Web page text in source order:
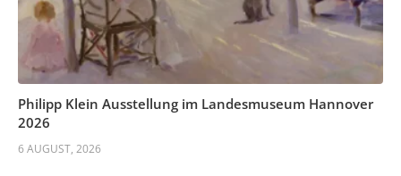
Philipp Klein Ausstellung im Landesmuseum Hannover
2026
6 AUGUST, 2026